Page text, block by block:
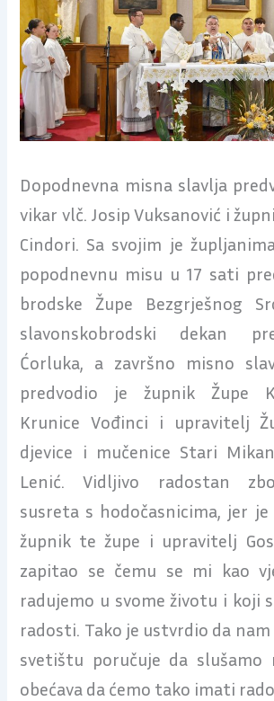
Dopodnevna misna slavlja
vikar vlč. Josip Vuksanović i
Cindori. Sa svojim je
popodnevnu misu u 17 sati
brodske Župe Bezgrješnog
slavonskobrodski dekan
Ćorluka, a završno misno
predvodio je župnik Župe
Krunice Vođinci i upravitelj
djevice i mučenice Stari
Lenić. Vidljivo radostan
susreta s hodočasnicima, jer
župnik te župe i upravitelj
zapitao se čemu se mi kao
radujemo u svome životu i koji
radosti. Tako je ustvrdio da
svetištu poručuje da slušamo
obećava da ćemo tako imati